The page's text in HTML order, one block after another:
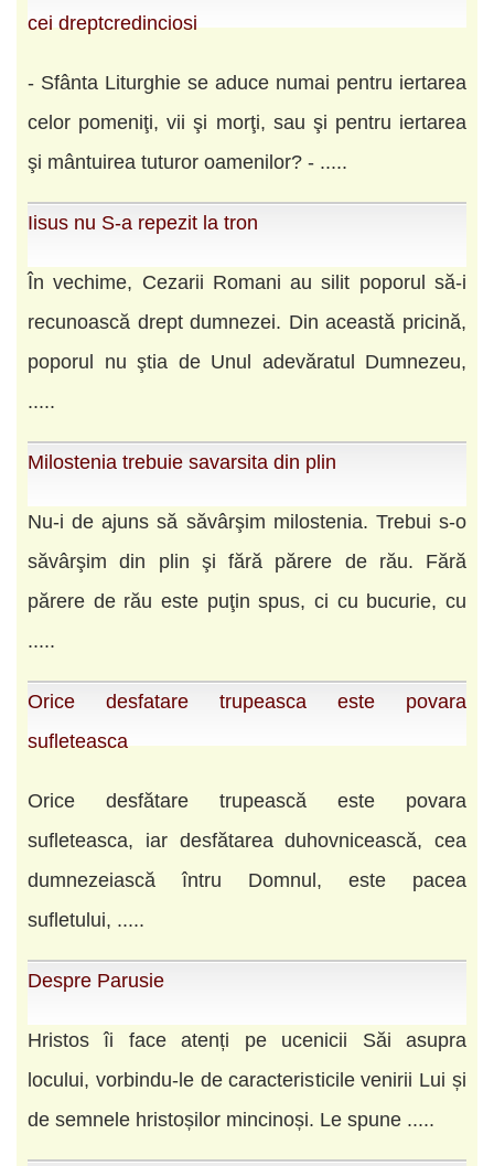
cei dreptcredinciosi
- Sfânta Liturghie se aduce numai pentru iertarea
celor pomeniţi, vii şi morţi, sau şi pentru iertarea
şi mântuirea tuturor oamenilor? - .....
Iisus nu S-a repezit la tron
În vechime, Cezarii Romani au silit poporul să-i
recunoască drept dumnezei. Din această pricină,
poporul nu ştia de Unul adevăratul Dumnezeu,
.....
Milostenia trebuie savarsita din plin
Nu-i de ajuns să săvârşim milostenia. Trebui s-o
săvârşim din plin şi fără părere de rău. Fără
părere de rău este puţin spus, ci cu bucurie, cu
.....
Orice desfatare trupeasca este povara
sufleteasca
Orice desfătare trupească este povara
sufleteasca, iar desfătarea duhovnicească, cea
dumnezeiască întru Domnul, este pacea
sufletului, .....
Despre Parusie
Hristos îi face atenți pe ucenicii Săi asupra
locului, vorbindu-le de caracteristicile venirii Lui și
de semnele hristoșilor mincinoși. Le spune .....